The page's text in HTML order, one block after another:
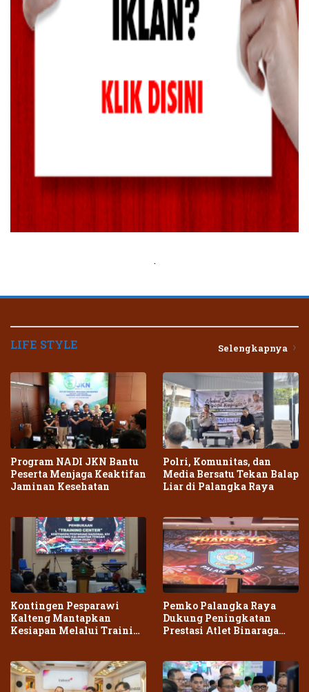
.
LIFE STYLE Selengkapnya
Program NADI JKN Bantu
Peserta Menjaga Keaktifan
Jaminan Kesehatan
Polri, Komunitas, dan
Media Bersatu Tekan Balap
Liar di Palangka Raya
Kontingen Pesparawi
Kalteng Mantapkan
Kesiapan Melalui Training
Pemko Palangka Raya
Dukung Peningkatan
Prestasi Atlet Binaraga